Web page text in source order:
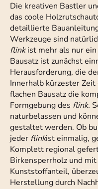
Die kreativen Bastler
das coole
detaillierte
Werkzeuge sind
flinkist mehr als nur
Bausatz ist zunächst
Herausforderung, die
Innerhalb kürzester
flachen Bausatz die
Formgebung des flink.
naturbelassen und
gestaltet werden. Ob
jeder flinkist einmalig,
Komplett regional
Birkensperrholz und
Kunststoffanteil,
Herstellung durch